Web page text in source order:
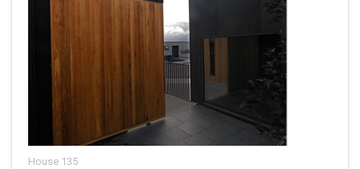
House 135